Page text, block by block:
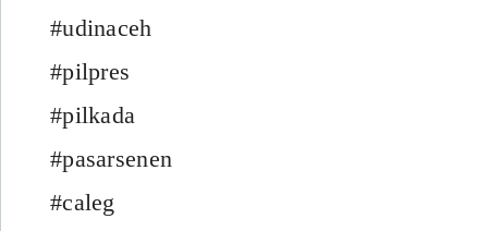
#udinaceh
#pilpres
#pilkada
#pasarsenen
#caleg